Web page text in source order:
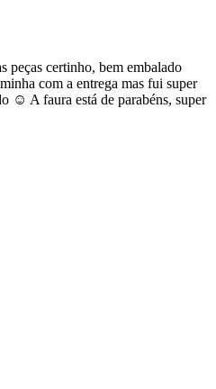
peças certinho, bem embalado
com a entrega mas fui super
☺️ A faura está de parabéns, super